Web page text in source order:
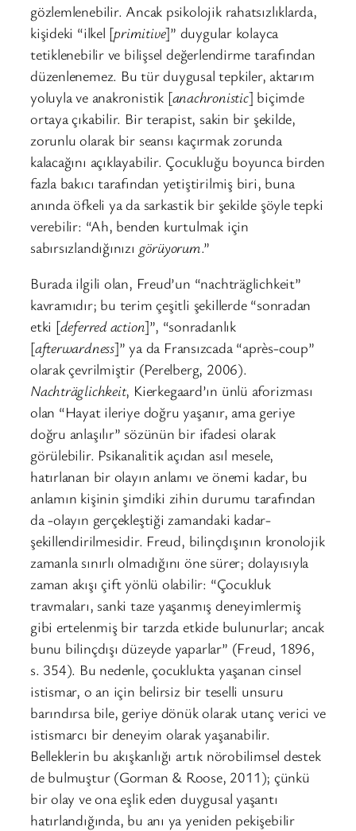
gözlemlenebilir. Ancak psikolojik rahatsızlıklarda,
kişideki “ilkel [primitive]” duygular kolayca
tetiklenebilir ve bilişsel değerlendirme tarafından
düzenlenemez. Bu tür duygusal tepkiler, aktarım
yoluyla ve anakronistik [anachronistic] biçimde
ortaya çıkabilir. Bir terapist, sakin bir şekilde,
zorunlu olarak bir seansı kaçırmak zorunda
kalacağını açıklayabilir. Çocukluğu boyunca birden
fazla bakıcı tarafından yetiştirilmiş biri, buna
anında öfkeli ya da sarkastik bir şekilde şöyle tepki
verebilir: “Ah, benden kurtulmak için
sabırsızlandığınızı görüyorum.”
Burada ilgili olan, Freud’un “nachträglichkeit”
kavramıdır; bu terim çeşitli şekillerde “sonradan
etki [deferred action]”, “sonradanlık
[afterwardness]” ya da Fransızcada “après-coup”
olarak çevrilmiştir (Perelberg, 2006).
Nachträglichkeit, Kierkegaard’ın ünlü aforizması
olan “Hayat ileriye doğru yaşanır, ama geriye
doğru anlaşılır” sözünün bir ifadesi olarak
görülebilir. Psikanalitik açıdan asıl mesele,
hatırlanan bir olayın anlamı ve önemi kadar, bu
anlamın kişinin şimdiki zihin durumu tarafından
da -olayın gerçekleştiği zamandaki kadar-
şekillendirilmesidir. Freud, bilinçdışının kronolojik
zamanla sınırlı olmadığını öne sürer; dolayısıyla
zaman akışı çift yönlü olabilir: “Çocukluk
travmaları, sanki taze yaşanmış deneyimlermiş
gibi ertelenmiş bir tarzda etkide bulunurlar; ancak
bunu bilinçdışı düzeyde yaparlar” (Freud, 1896,
s. 354). Bu nedenle, çocuklukta yaşanan cinsel
istismar, o an için belirsiz bir teselli unsuru
barındırsa bile, geriye dönük olarak utanç verici ve
istismarcı bir deneyim olarak yaşanabilir.
Belleklerin bu akışkanlığı artık nörobilimsel destek
de bulmuştur (Gorman & Roose, 2011); çünkü
bir olay ve ona eşlik eden duygusal yaşantı
hatırlandığında, bu anı ya yeniden pekişebilir